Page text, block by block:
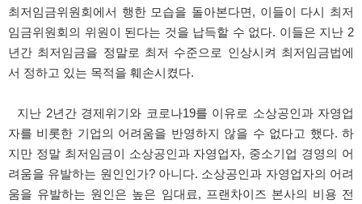
최저임금위원회에서 행한 모습을 돌아본다면, 이들이 다시 최저
임금위원회의 위원이 된다는 것을 납득할 수 없다. 이들은 지난 2
년간 최저임금을 정말로 최저 수준으로 인상시켜 최저임금법에
서 정하고 있는 목적을 훼손시켰다.
지난 2년간 경제위기와 코로나19를 이유로 소상공인과 자영업
자를 비롯한 기업의 어려움을 반영하지 않을 수 없다고 했다. 하
지만 정말 최저임금이 소상공인과 자영업자, 중소기업 경영의 어
려움을 유발하는 원인인가? 아니다. 소상공인과 자영업자의 어려
움을 유발하는 원인은 높은 임대료, 프랜차이즈 본사의 비용 전